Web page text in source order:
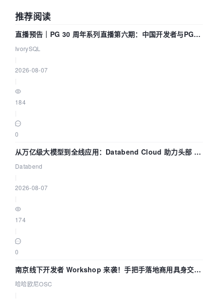
推荐阅读
直播预告｜PG 30 周年系列直播第六期：中国开发者与PG内
核——我们改得动吗？我们贡献了什么？
IvorySQL
2026-08-07
184
0
从万亿级大模型到全线应用：Databend Cloud 助力头部 AI
企业构建全链路 Trace 数据管道
Databend
2026-08-07
174
0
南京线下开发者 Workshop 来袭！手把手落地商用具身交互
智能 Agent 应用
哈哈欧尼OSC